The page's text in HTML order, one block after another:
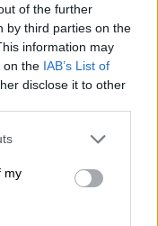
of the further
by third parties on the
information may
on the IAB’s List of
disclose it to other
my